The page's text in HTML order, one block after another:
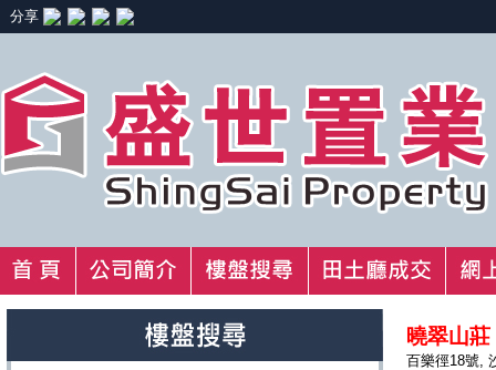
分享
曉翠山莊
百樂徑18號,